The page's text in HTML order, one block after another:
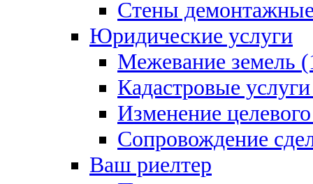
Стены
Юридические услуги
Межевание земель
Кадастровые
Изменение
Сопровождение
Ваш риелтер